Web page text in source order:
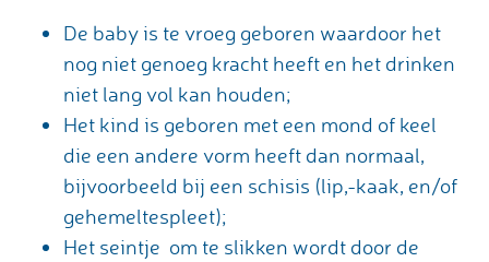
De baby is te vroeg geboren waardoor het
nog niet genoeg kracht heeft en het drinken
niet lang vol kan houden;
Het kind is geboren met een mond of keel
die een andere vorm heeft dan normaal,
bijvoorbeeld bij een schisis (lip,-kaak, en/of
gehemeltespleet);
Het seintje om te slikken wordt door de